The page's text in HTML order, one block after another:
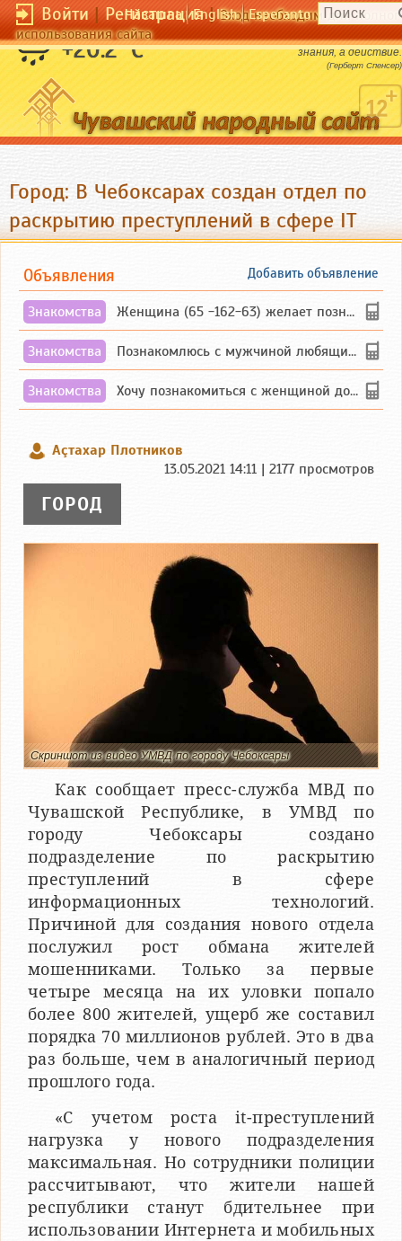
Войти|Регистрация|Вход необходим для
использования сайта
Чӑвашла English Esperanto
+20.2 °C
Великая цель образования - это не
знания, а действие.
(Герберт Спенсер)
Город: В Чебоксарах создан отдел по
раскрытию преступлений в сфере IT
Добавить объявление
Объявления
Знакомства Женщина (65 -162-63) желает познакомиться с одиноким, добродушным, без вредных ...
Знакомства Познакомлюсь с мужчиной любящим танцевать и петь на родном чувашском языке
Знакомства Хочу познакомиться с женщиной до 55 лет чувашской или русской национальности дл...
Аçтахар Плотников
13.05.2021 14:11 | 2177 просмотров
ГОРОД
Скриншот из видео УМВД по городу Чебоксары
Как сообщает пресс-служба МВД по
Чувашской Республике, в УМВД по
городу Чебоксары создано
подразделение по раскрытию
преступлений в сфере
информационных технологий.
Причиной для создания нового отдела
послужил рост обмана жителей
мошенниками. Только за первые
четыре месяца на их уловки попало
более 800 жителей, ущерб же составил
порядка 70 миллионов рублей. Это в два
раз больше, чем в аналогичный период
прошлого года.
«С учетом роста it-преступлений
нагрузка у нового подразделения
максимальная. Но сотрудники полиции
рассчитывают, что жители нашей
республики станут бдительнее при
использовании Интернета и мобильных